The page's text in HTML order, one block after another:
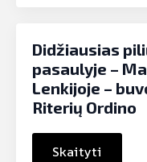
Didžiausias
pasaulyje –
Lenkijoje –
Riterių Ordino
Skaityti